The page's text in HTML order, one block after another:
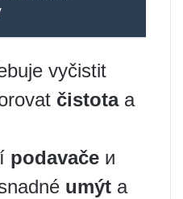
vyčistit
čistotaa
podavače и
umýt a